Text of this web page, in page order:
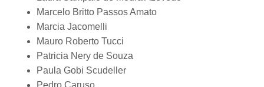
Marcelo Britto Passos Amato
Marcia Jacomelli
Mauro Roberto Tucci
Patricia Nery de Souza
Paula Gobi Scudeller
Pedro Caruso